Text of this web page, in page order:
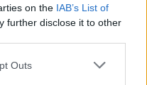
on the IAB’s List of
further disclose it to other
Outs